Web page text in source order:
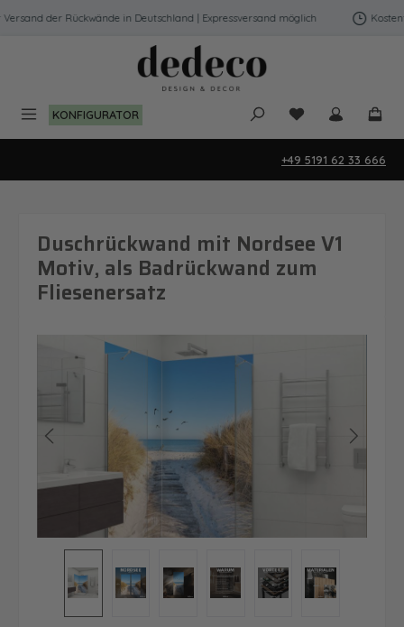
Zum Hauptinhalt springen
der Rückwände in Deutschland | Expressversand möglich
KONFIGURATOR Du hast 0
+49 5191 62 33 666
Duschrückwand mit Nordsee V1
Motiv, als Badrückwand zum
Fliesenersatz
Bildergalerie überspringen